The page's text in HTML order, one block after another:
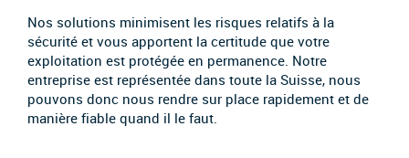
Nos solutions minimisent les risques relatifs à la
sécurité et vous apportent la certitude que votre
exploitation est protégée en permanence. Notre
entreprise est représentée dans toute la Suisse, nous
pouvons donc nous rendre sur place rapidement et de
manière fiable quand il le faut.